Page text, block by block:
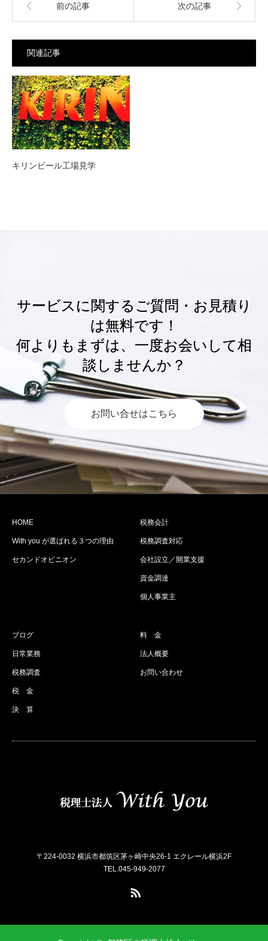
前の記事 次の記事
関連記事
キリンビール工場見学
サービスに関するご質問・お見積り
は無料です！
何よりもまずは、一度お会いして相
談しませんか？
お問い合せはこちら
HOME
With you が選ばれる３つの理由
セカンドオピニオン
税務会計
税務調査対応
会社設立／開業支援
資金調達
個人事業主
ブログ
日常業務
税務調査
税 金
決 算
料 金
法人概要
お問い合わせ
〒224-0032 横浜市都筑区茅ヶ崎中央26-1 エクレール横浜2F
TEL.045-949-2077